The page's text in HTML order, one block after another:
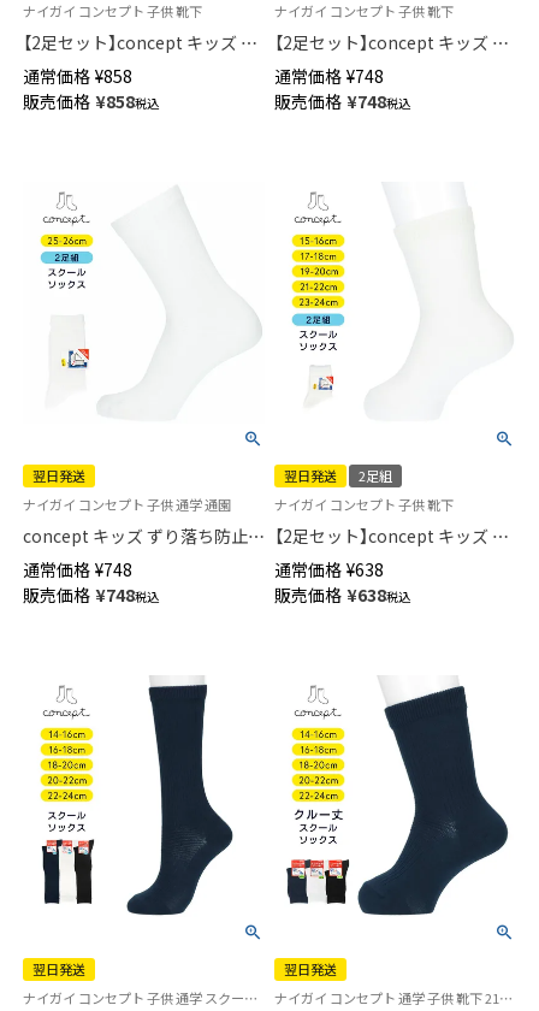
ナイガイ コンセプト 子供 靴下
【2足セット】concept キッズ ず
り落ち防止 スクールソックス
ハイソックス 足首パール編み
かかと大きめ 直角ヒール 通学
通常価格 ¥858
販売価格 ¥858税込
ナイガイ コンセプト 子供 靴下
【2足セット】concept キッズ ず
り落ち防止 スクールソックス
ハイソックス 足首パール編み
かかと大きめ 直角ヒール 通学
通常価格 ¥748
販売価格 ¥748税込
翌日発送
ナイガイ コンセプト 子供 通学 通園
concept キッズ ずり落ち防止
スクールソックス クルー丈 女
児 男児 【365日最短翌日発送】
04700091
通常価格 ¥748
販売価格 ¥748税込
翌日発送
2足組
ナイガイ コンセプト 子供 靴下
【2足セット】concept キッズ ず
り落ち防止 スクールソックス
足首パール編み かかと大きめ
直角ヒール クルー丈 通学 【365
通常価格 ¥638
販売価格 ¥638税込
翌日発送
ナイガイ コンセプト 子供 通学 スクールソックス 靴下 21S-17
翌日発送
ナイガイ コンセプト 通学 子供 靴下 21S-16